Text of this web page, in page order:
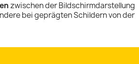
zwischen der Bildschirmdarstellung
bei geprägten Schildern von der